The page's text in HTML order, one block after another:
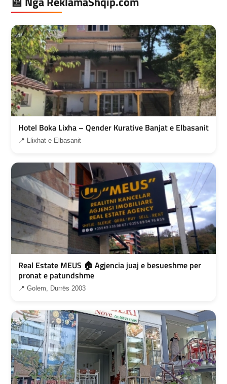
Hotel Boka Lixha – Qender Kurative Banjat e Elbasanit
📍 Llixhat e Elbasanit
Real Estate MEUS 🏠 Agjencia juaj e besueshme per
pronat e patundshme
📍 Golem, Durrës 2003